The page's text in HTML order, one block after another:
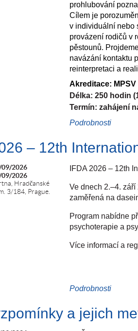
prohlubování
Cílem je
v individuální nebo
provázení rodičů v
pěstounů.
navázání kontaktu
reinterpretaci a
Akreditace: MPSV
Délka: 250 hodin
Termín: zahájení
Cena: 70 400 Kč
Přihlášky zde
Podrobnosti
– 12th
2026
2026
Hradčanské
3/184, Prague.
IFDA 2026 – 12th
Ve dnech 2.–4.
zaměřená na
Program nabídne
psychoterapie a
Více informací a
Podrobnosti